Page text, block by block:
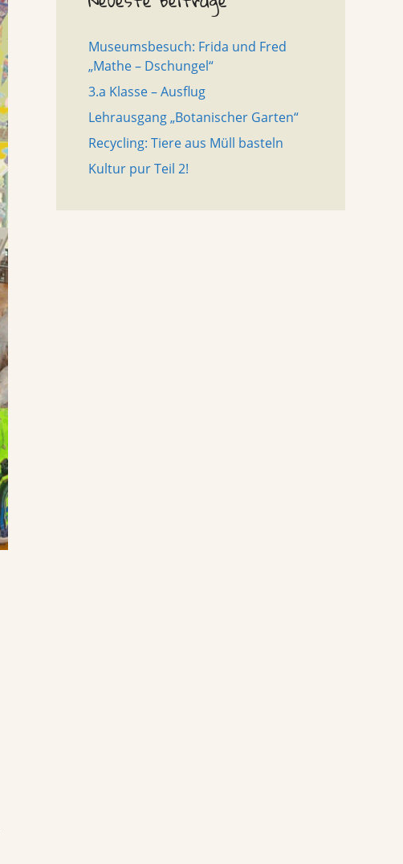
Museumsbesuch: Frida und Fred
„Mathe – Dschungel“
3.a Klasse – Ausflug
Lehrausgang „Botanischer Garten“
Recycling: Tiere aus Müll basteln
Kultur pur Teil 2!